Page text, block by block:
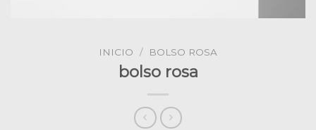
INICIO / BOLSO ROSA
bolso rosa